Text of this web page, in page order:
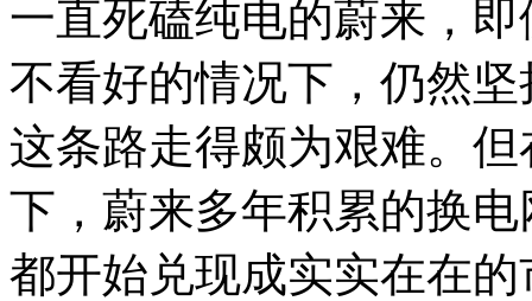
一直死磕纯电的蔚来，
不看好的情况下，仍然
这条路走得颇为艰难。
下，蔚来多年积累的换
都开始兑现成实实在在